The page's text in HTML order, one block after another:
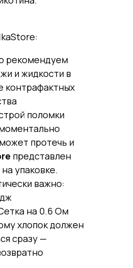
рекомендуем
и жидкости в
контрафактных
поломки
протечь и
представлен
упаковке.
важно:
на 0.6 Ом
хлопок должен
сразу —